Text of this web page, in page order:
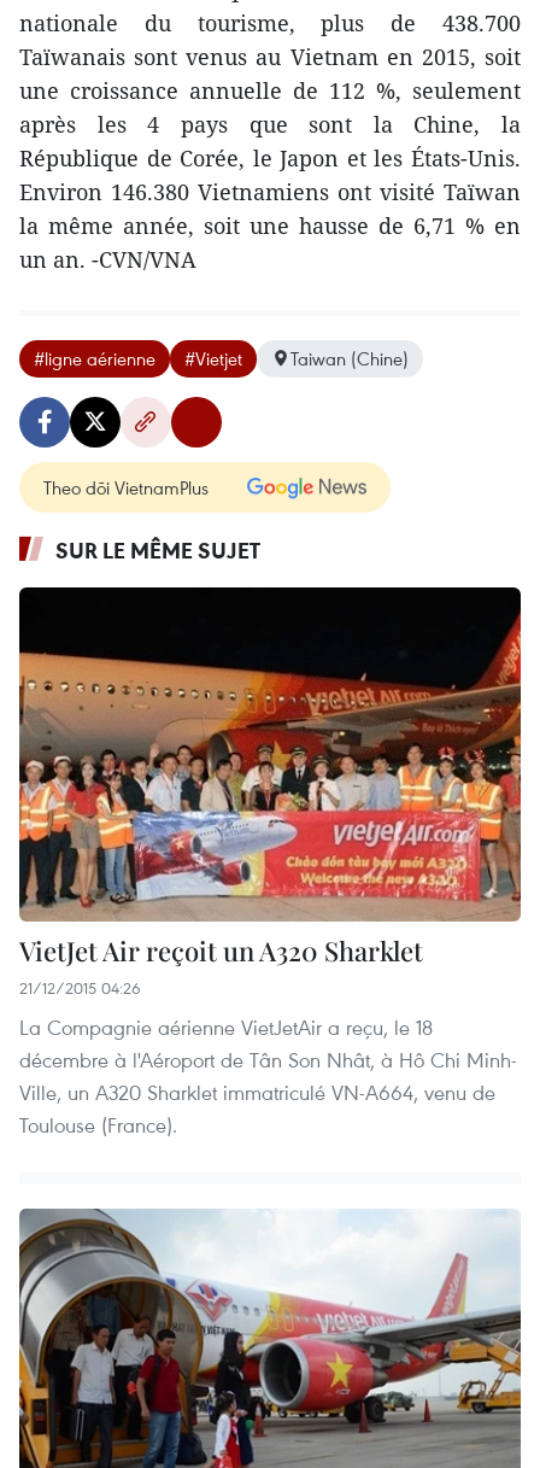
nationale du tourisme, plus de 438.700
Taïwanais sont venus au Vietnam en 2015, soit
une croissance annuelle de 112 %, seulement
après les 4 pays que sont la Chine, la
République de Corée, le Japon et les États-Unis.
Environ 146.380 Vietnamiens ont visité Taïwan
la même année, soit une hausse de 6,71 % en
un an. -CVN/VNA
#ligne aérienne #Vietjet Taiwan (Chine)
Theo dõi VietnamPlus
SUR LE MÊME SUJET
VietJet Air reçoit un A320 Sharklet
21/12/2015 04:26
La Compagnie aérienne VietJetAir a reçu, le 18
décembre à l'Aéroport de Tân Son Nhât, à Hô Chi Minh-
Ville, un A320 Sharklet immatriculé VN-A664, venu de
Toulouse (France).